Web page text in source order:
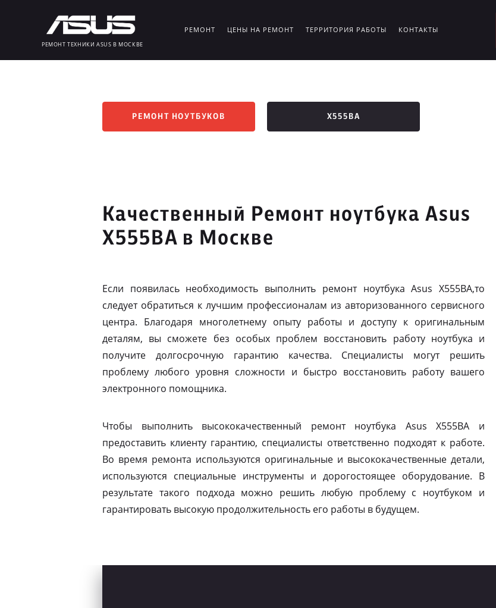
РЕМОНТ ТЕХНИКИ ASUS В МОСКВЕ
РЕМОНТ ЦЕНЫ НА РЕМОНТ ТЕРРИТОРИЯ РАБОТЫ КОНТАКТЫ
РЕМОНТ НОУТБУКОВ X555BA
Качественный Ремонт ноутбука Asus
X555BA в Москве
Если появилась необходимость выполнить ремонт ноутбука Asus X555BA,то
следует обратиться к лучшим профессионалам из авторизованного сервисного
центра. Благодаря многолетнему опыту работы и доступу к оригинальным
деталям, вы сможете без особых проблем восстановить работу ноутбука и
получите долгосрочную гарантию качества. Специалисты могут решить
проблему любого уровня сложности и быстро восстановить работу вашего
электронного помощника.
Чтобы выполнить высококачественный ремонт ноутбука Asus X555BA и
предоставить клиенту гарантию, специалисты ответственно подходят к работе.
Во время ремонта используются оригинальные и высококачественные детали,
используются специальные инструменты и дорогостоящее оборудование. В
результате такого подхода можно решить любую проблему с ноутбуком и
гарантировать высокую продолжительность его работы в будущем.